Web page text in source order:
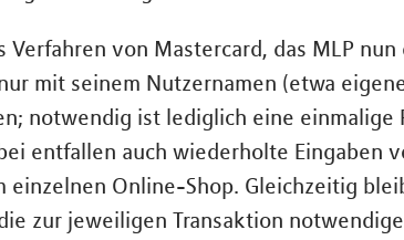
Verfahren von Mastercard, das MLP
mit seinem Nutzernamen (etwa
notwendig ist lediglich eine einmalige
entfallen auch wiederholte Eingaben
einzelnen Online-Shop. Gleichzeitig
zur jeweiligen Transaktion